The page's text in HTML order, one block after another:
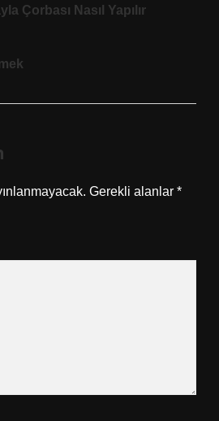
Çorbası Nasıl Yapılır
Gerekli alanlar *